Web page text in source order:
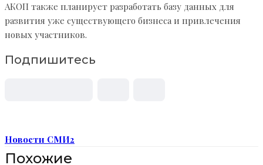
АКОП также планирует разработать базу данных для
развития уже существующего бизнеса и привлечения
новых участников.
Подпишитесь
Новости СМИ2
Похожие